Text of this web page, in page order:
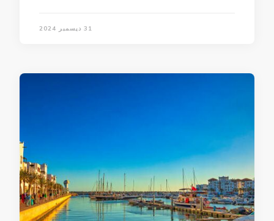
31 ديسمبر 2024